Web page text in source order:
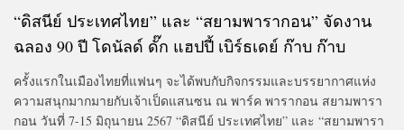
“ดิสนีย์ ประเทศไทย” และ “สยามพารากอน” จัดงาน
ฉลอง 90 ปี โดนัลด์ ดั๊ก แฮปปี้ เบิร์ธเดย์ ก๊าบ ก๊าบ
ครั้งแรกในเมืองไทยที่แฟนๆ จะได้พบกับกิจกรรมและบรรยากาศแห่ง
ความสนุกมากมายกับเจ้าเป็ดแสนซน ณ พาร์ค พารากอน สยามพารา
กอน วันที่ 7-15 มิถุนายน 2567 “ดิสนีย์ ประเทศไทย” และ “สยามพารา